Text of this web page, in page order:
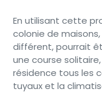
En utilisant cette
colonie de
différent, pourrait
une course
résidence tous les
tuyaux et la